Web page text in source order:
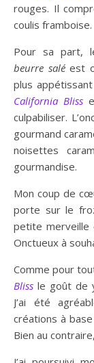
rouges. Il
coulis framboise.
Pour sa part,
beurre saléest
plus
California Bliss
culpabiliser.
gourmand
noisettes
gourmandise.
Mon coup de
porte sur le
petite merveille
Onctueux à
Comme pour
Bliss le goût de
J’ai été
créations à
Bien au